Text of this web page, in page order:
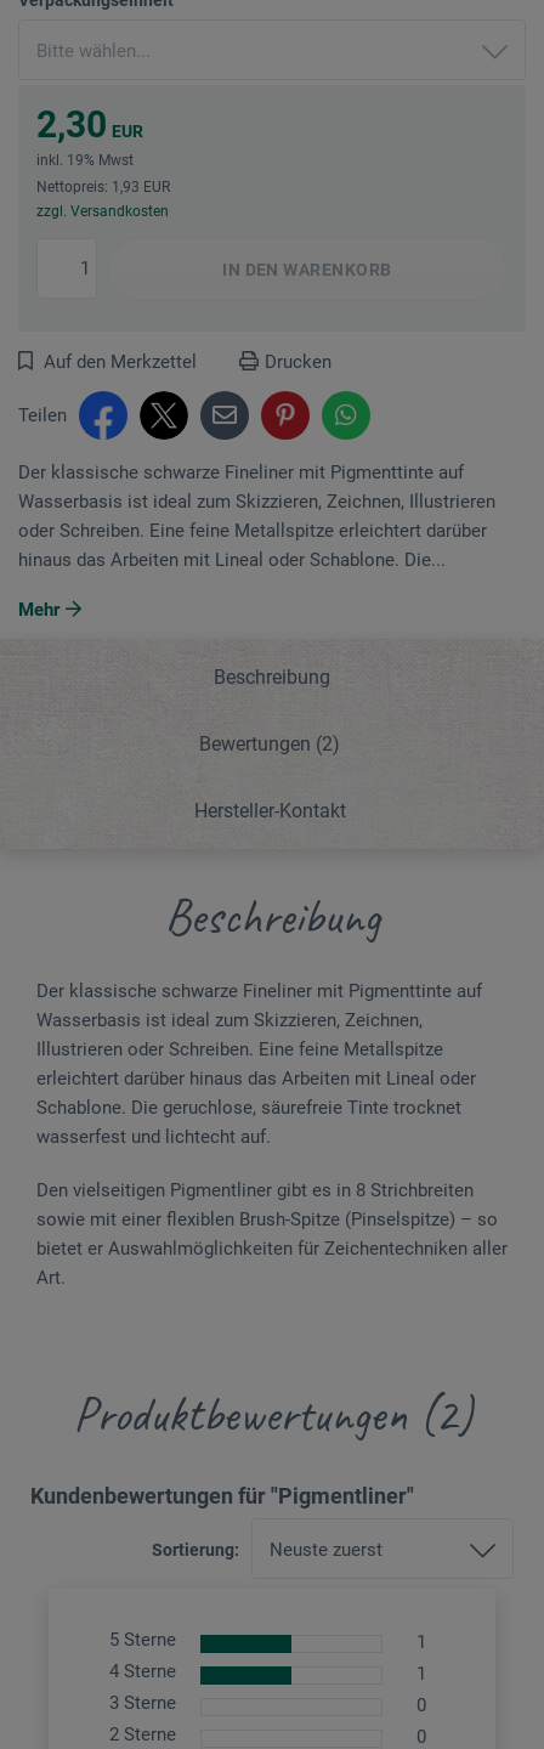
2,30 EUR
inkl. 19% Mwst
Nettopreis: 1,93 EUR
zzgl. Versandkosten
IN DEN WARENKORB
Auf den Merkzettel Drucken
Teilen
Der klassische schwarze Fineliner mit Pigmenttinte auf
Wasserbasis ist ideal zum Skizzieren, Zeichnen, Illustrieren
oder Schreiben. Eine feine Metallspitze erleichtert darüber
hinaus das Arbeiten mit Lineal oder Schablone. Die...
Mehr
Beschreibung
Bewertungen (2)
Hersteller-Kontakt
Beschreibung
Der klassische schwarze Fineliner mit Pigmenttinte auf
Wasserbasis ist ideal zum Skizzieren, Zeichnen,
Illustrieren oder Schreiben. Eine feine Metallspitze
erleichtert darüber hinaus das Arbeiten mit Lineal oder
Schablone. Die geruchlose, säurefreie Tinte trocknet
wasserfest und lichtecht auf.
Den vielseitigen Pigmentliner gibt es in 8 Strichbreiten
sowie mit einer flexiblen Brush-Spitze (Pinselspitze) – so
bietet er Auswahlmöglichkeiten für Zeichentechniken aller
Art.
Produktbewertungen (2)
Kundenbewertungen für "Pigmentliner"
Sortierung:
5 Sterne
1
4 Sterne
1
3 Sterne
0
2 Sterne
0